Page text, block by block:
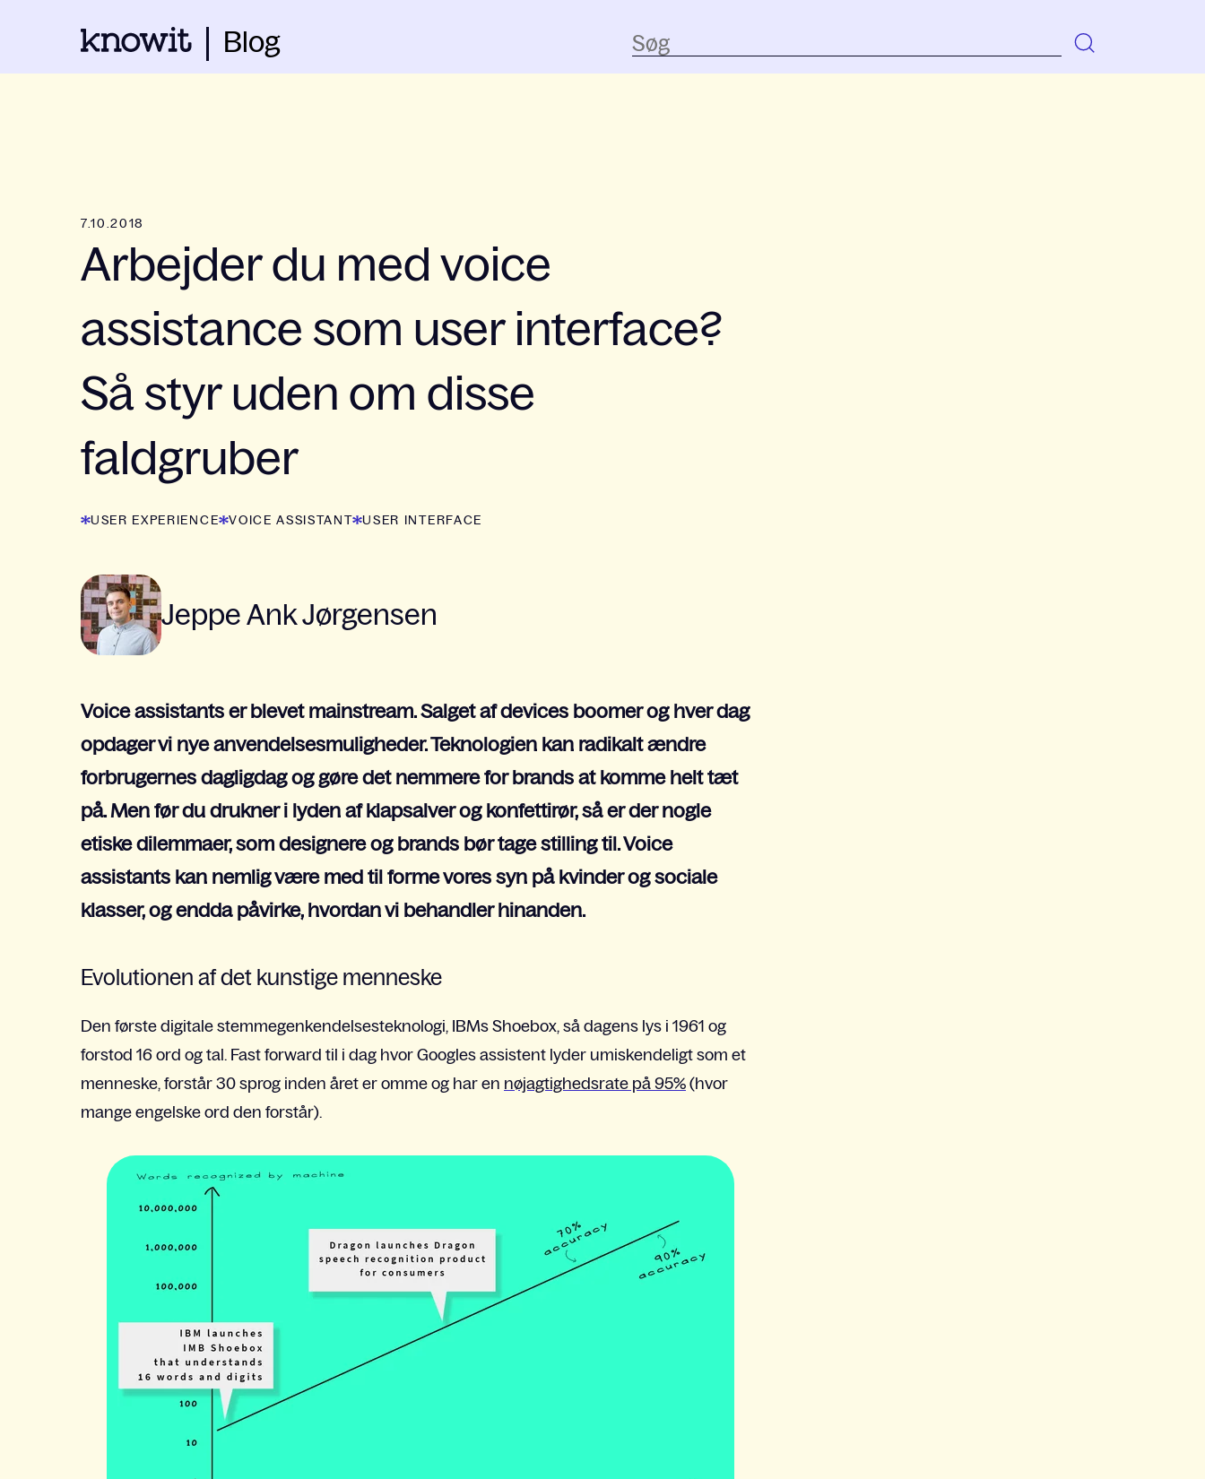
Blog
7.10.2018
Arbejder du med voice
assistance som user interface?
Så styr uden om disse
faldgruber
USER EXPERIENCE VOICE ASSISTANT USER INTERFACE
Jeppe Ank Jørgensen
Voice assistants er blevet mainstream. Salget af devices boomer og hver dag
opdager vi nye anvendelsesmuligheder. Teknologien kan radikalt ændre
forbrugernes dagligdag og gøre det nemmere for brands at komme helt tæt
på. Men før du drukner i lyden af klapsalver og konfettirør, så er der nogle
etiske dilemmaer, som designere og brands bør tage stilling til. Voice
assistants kan nemlig være med til forme vores syn på kvinder og sociale
klasser, og endda påvirke, hvordan vi behandler hinanden.
Evolutionen af det kunstige menneske
Den første digitale stemmegenkendelsesteknologi, IBMs Shoebox, så dagens lys i 1961 og
forstod 16 ord og tal. Fast forward til i dag hvor Googles assistent lyder umiskendeligt som et
menneske, forstår 30 sprog inden året er omme og har en nøjagtighedsrate på 95% (hvor
mange engelske ord den forstår).